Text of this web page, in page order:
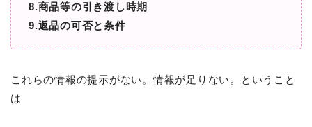
8.商品等の引き渡し時期
9.返品の可否と条件
これらの情報の提示がない。情報が足りない。ということ
は